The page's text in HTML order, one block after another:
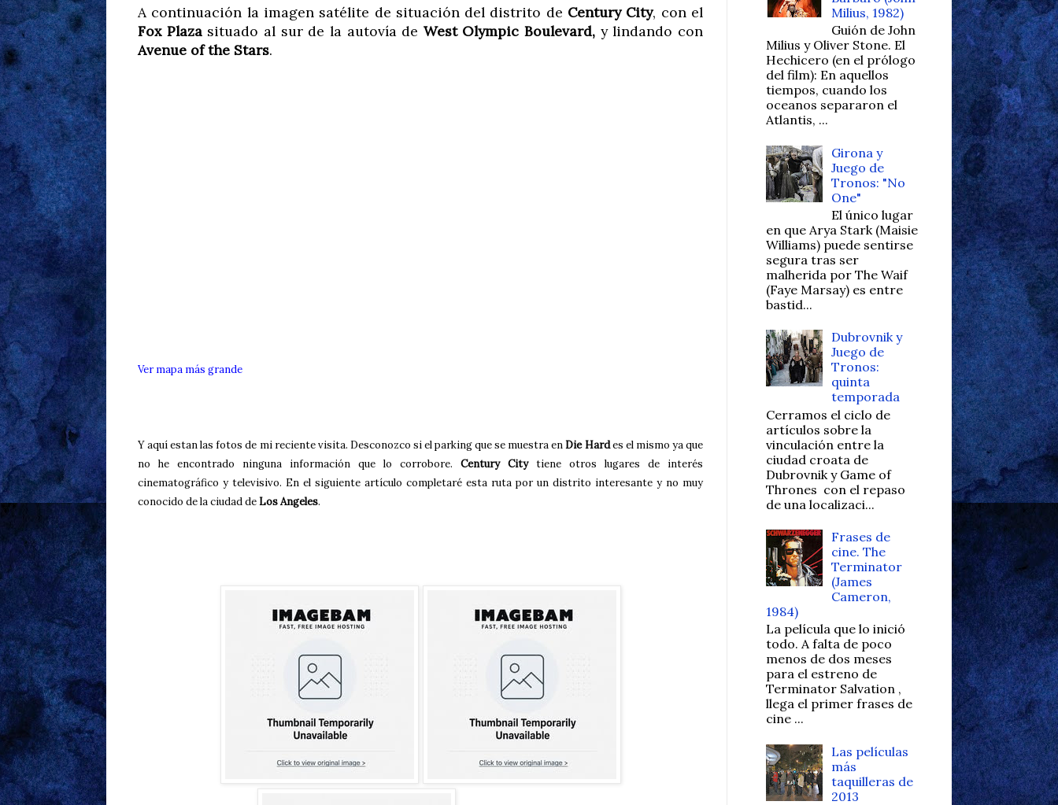
A continuación la imagen satélite de situación del distrito de Century City, con el
Fox Plazasituado al sur de la autovía de West Olympic Boulevard, y lindando con
Avenue of the Stars.
Ver mapa más grande
Y aquí estan las fotos de mi reciente visita. Desconozco si el parking que se muestra enDie Hardes el mismo ya que
no he encontrado ninguna información que lo corrobore. Century Citytiene otros lugares de interés
cinematográfico y televisivo. En el siguiente artículo completaré esta ruta por un distrito interesante y no muy
conocido de la ciudad deLos Angeles.
Milius, 1982)
Guión de John
Milius y Oliver Stone. El
Hechicero (en el prólogo
del film): En aquellos
tiempos, cuando los
oceanos separaron el
Atlantis, ...
Girona y
Juego de
Tronos: "No
One"
El único lugar
en que Arya Stark (Maisie
Williams) puede sentirse
segura tras ser
malherida por The Waif
(Faye Marsay) es entre
bastid...
Dubrovnik y
Juego de
Tronos:
quinta
temporada
Cerramos el ciclo de
artículos sobre la
vinculación entre la
ciudad croata de
Dubrovnik y Game of
Thrones con el repaso
de una localizaci...
Frases de
cine. The
Terminator
(James
Cameron,
1984)
La película que lo inició
todo. A falta de poco
menos de dos meses
para el estreno de
Terminator Salvation ,
llega el primer frases de
cine ...
Las películas
más
taquilleras de
2013